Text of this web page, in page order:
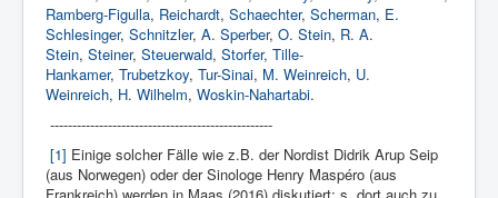
Ramberg-Figulla, Reichardt, Schaechter, Scherman, E.
Schlesinger, Schnitzler, A. Sperber, O. Stein, R. A.
Stein, Steiner, Steuerwald, Storfer, Tille-
Hankamer, Trubetzkoy, Tur-Sinai, M. Weinreich, U.
Weinreich, H. Wilhelm, Woskin-Nahartabi.
--------------------------------------------------
[1] Einige solcher Fälle wie z.B. der Nordist Didrik Arup Seip
(aus Norwegen) oder der Sinologe Henry Maspéro (aus